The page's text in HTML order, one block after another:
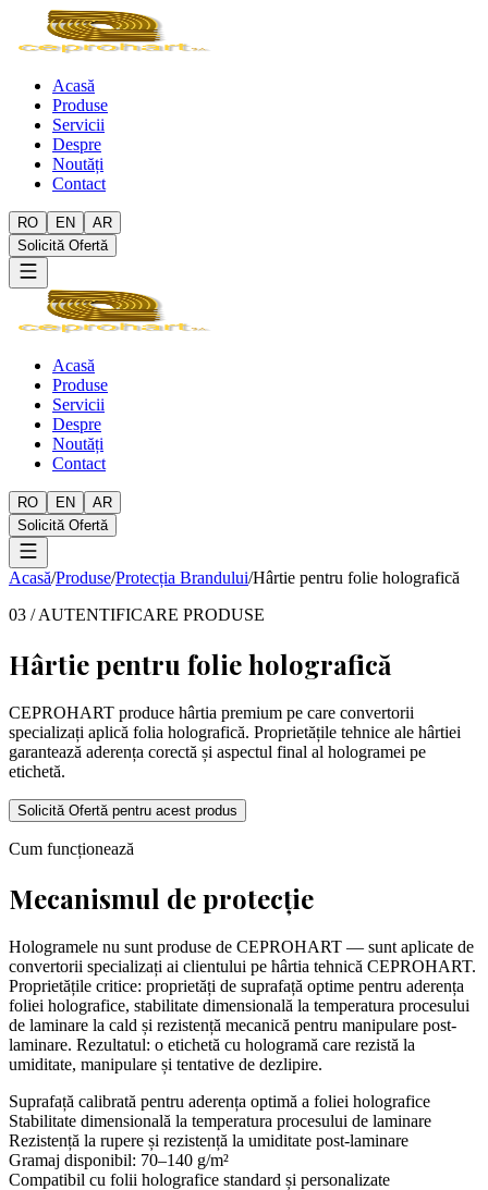
Acasă
Produse
Servicii
Despre
Noutăți
Contact
RO EN
AR
Solicită Ofertă
Acasă
Produse
Servicii
Despre
Noutăți
Contact
RO EN
AR
Solicită Ofertă
Acasă/Produse/Protecția Brandului/Hârtie pentru folie holografică
03 / AUTENTIFICARE PRODUSE
Hârtie pentru folie holografică
CEPROHART produce hârtia premium pe care convertorii
specializați aplică folia holografică. Proprietățile tehnice ale hârtiei
garantează aderența corectă și aspectul final al hologramei pe
etichetă.
Solicită Ofertă pentru acest produs
Cum funcționează
Mecanismul de protecție
Hologramele nu sunt produse de CEPROHART — sunt aplicate de
convertorii specializați ai clientului pe hârtia tehnică CEPROHART.
Proprietățile critice: proprietăți de suprafață optime pentru aderența
foliei holografice, stabilitate dimensională la temperatura procesului
de laminare la cald și rezistență mecanică pentru manipulare post-
laminare. Rezultatul: o etichetă cu hologramă care rezistă la
umiditate, manipulare și tentative de dezlipire.
Suprafață calibrată pentru aderența optimă a foliei holografice
Stabilitate dimensională la temperatura procesului de laminare
Rezistență la rupere și rezistență la umiditate post-laminare
Gramaj disponibil: 70–140 g/m²
Compatibil cu folii holografice standard și personalizate